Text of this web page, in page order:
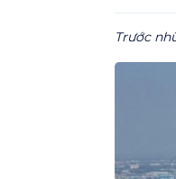
Trước